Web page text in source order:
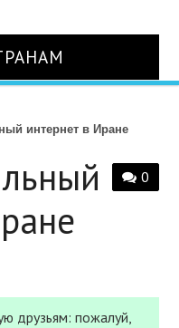
интернет в Иране
0
друзьям: пожалуй,